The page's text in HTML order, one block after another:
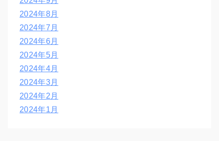
2024年8月
2024年7月
2024年6月
2024年5月
2024年4月
2024年3月
2024年2月
2024年1月